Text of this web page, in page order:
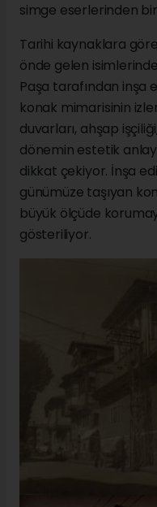
simge eserlerinden
Tarihi kaynaklara
önde gelen
Paşa tarafından inşa
konak mimarisinin
duvarları, ahşap
dönemin estetik
dikkat çekiyor. İnşa
günümüze taşıyan
büyük ölçüde
gösteriliyor.